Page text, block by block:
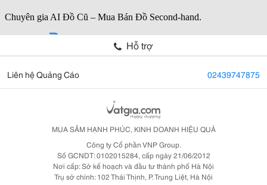
Hỗ trợ
Liên hệ Quảng Cáo 02439747875
MUA SẮM HẠNH PHÚC, KINH DOANH HIỆU QUẢ
Công ty Cổ phần VNP Group.
Số GCNDT: 0102015284, cấp ngày 21/06/2012
Nơi cấp: Sở kế hoạch và đầu tư thành phố Hà Nội
Trụ sở chính: 102 Thái Thịnh, P. Trung Liệt, Hà Nội